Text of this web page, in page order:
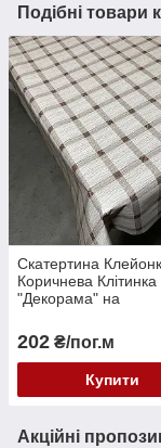
Подібні товари
Скатертина
Коричнева Клітинка
"Декорама" на
Ширина: 1,4 м
202 ₴/пог.м
Купити
Акційні